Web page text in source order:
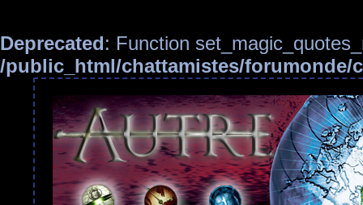
Deprecated: Function
/public_html/chattamistes/forumonde/